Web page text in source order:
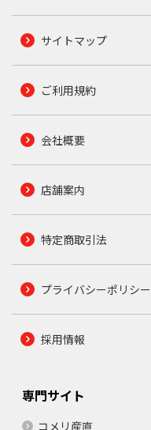
サイトマップ
ご利用規約
会社概要
店舗案内
特定商取引法
プライバシーポリシー
採用情報
専門サイト
コメリ産直